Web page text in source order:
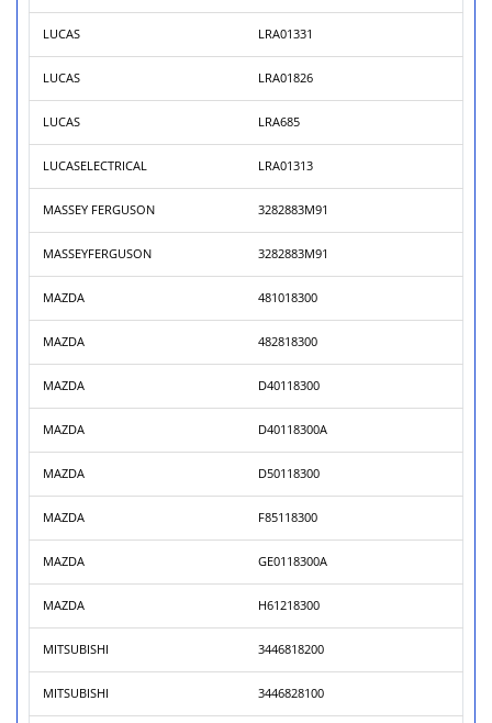
LUCAS LRA01331
LUCAS LRA01826
LUCAS LRA685
LUCASELECTRICAL LRA01313
MASSEY FERGUSON 3282883M91
MASSEYFERGUSON 3282883M91
MAZDA 481018300
MAZDA 482818300
MAZDA D40118300
MAZDA D40118300A
MAZDA D50118300
MAZDA F85118300
MAZDA GE0118300A
MAZDA H61218300
MITSUBISHI 3446818200
MITSUBISHI 3446828100